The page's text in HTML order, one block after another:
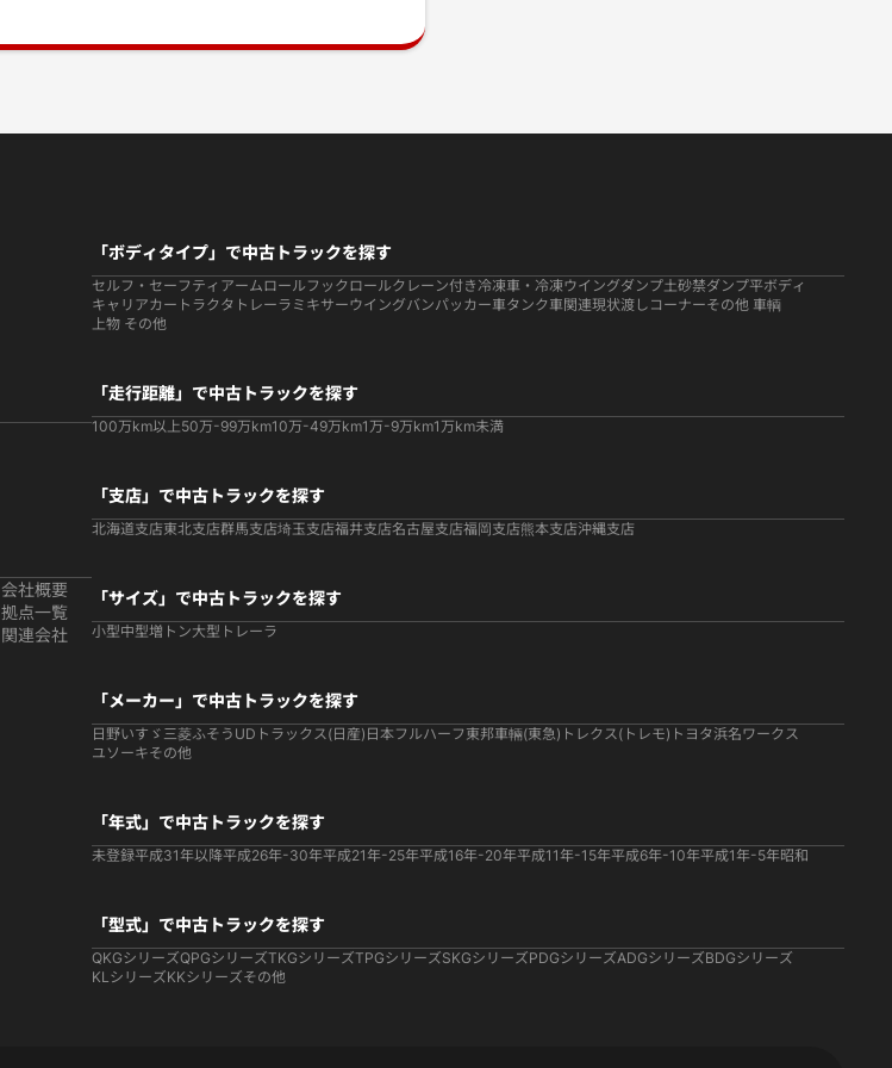
会社概要
拠点一覧
関連会社
「ボディタイプ」で中古トラックを探す
セルフ・セーフティ アームロールフックロールクレーン付き 冷凍車・冷凍ウイングダンプ土砂禁ダンプ平ボディ
キャリアカー トラクタ トレーラ ミキサーウイングバンパッカー車タンク車関連現状渡しコーナーその他 車輌
上物 その他
「走行距離」で中古トラックを探す
100万km以上50万-99万km10万-49万km1万-9万km1万km未満
「支店」で中古トラックを探す
北海道支店東北支店群馬支店埼玉支店福井支店名古屋支店福岡支店熊本支店沖縄支店
「サイズ」で中古トラックを探す
小型中型増トン大型 トレーラ
「メーカー」で中古トラックを探す
日野いすゞ 三菱ふそう UDトラックス(日産) 日本フルハーフ 東邦車輛(東急) トレクス(トレモ) トヨタ浜名ワークス
ユソーキその他
「年式」で中古トラックを探す
未登録平成31年以降平成26年-30年平成21年-25年平成16年-20年平成11年-15年平成6年-10年平成1年-5年昭和
「型式」で中古トラックを探す
QKGシリーズQPGシリーズTKGシリーズTPGシリーズSKGシリーズPDGシリーズADGシリーズBDGシリーズ
KLシリーズKKシリーズその他